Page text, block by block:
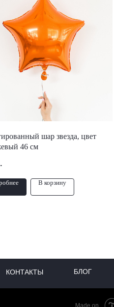
шар звезда, цвет
46 см
В корзину
КОНТАКТЫ БЛОГ